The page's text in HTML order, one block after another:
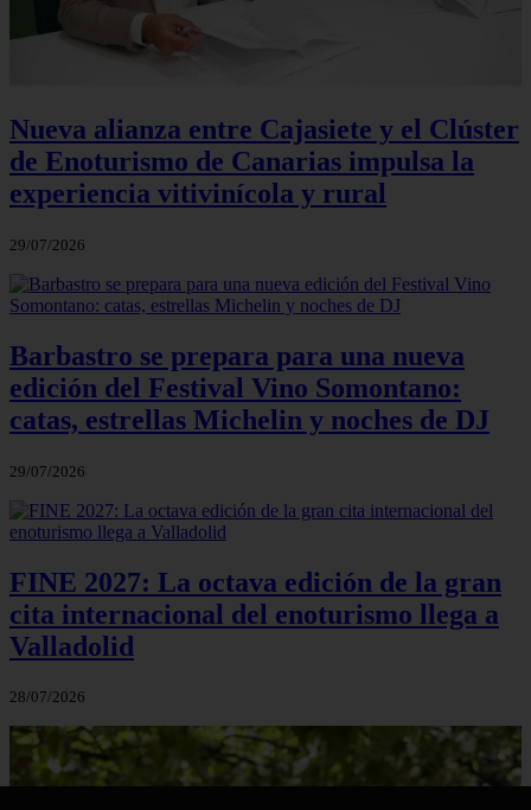
Nueva alianza entre Cajasiete y el Clúster
de Enoturismo de Canarias impulsa la
experiencia vitivinícola y rural
29/07/2026
Barbastro se prepara para una nueva
edición del Festival Vino Somontano:
catas, estrellas Michelin y noches de DJ
29/07/2026
FINE 2027: La octava edición de la gran
cita internacional del enoturismo llega a
Valladolid
28/07/2026